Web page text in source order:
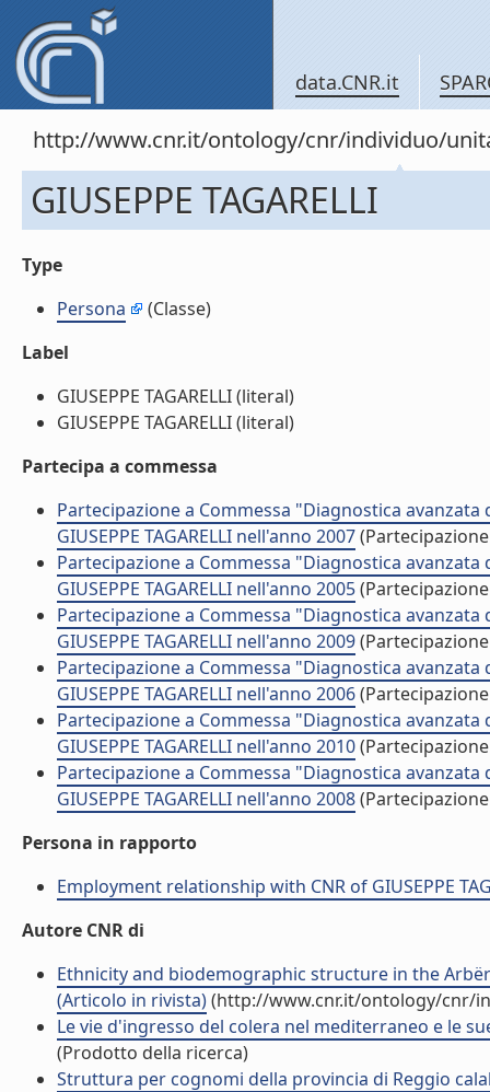
data.CNR.it
http://www.cnr.it/ontology/cnr/individuo/
GIUSEPPE TAGARELLI
Type
Persona
(Classe)
Label
GIUSEPPE TAGARELLI (literal)
GIUSEPPE TAGARELLI (literal)
Partecipa a commessa
Partecipazione a Commessa "Diagnostica
GIUSEPPE TAGARELLI nell'anno 2007
Partecipazione a Commessa "Diagnostica
GIUSEPPE TAGARELLI nell'anno 2005
Partecipazione a Commessa "Diagnostica
GIUSEPPE TAGARELLI nell'anno 2009
Partecipazione a Commessa "Diagnostica
GIUSEPPE TAGARELLI nell'anno 2006
Partecipazione a Commessa "Diagnostica
GIUSEPPE TAGARELLI nell'anno 2010
Partecipazione a Commessa "Diagnostica
GIUSEPPE TAGARELLI nell'anno 2008
Persona in rapporto
Employment relationship with CNR of GIUSEPPE
Autore CNR di
Ethnicity and biodemographic structure in the
(Articolo in rivista)(http://www.cnr.it/ontology/cnr/
Le vie d'ingresso del colera nel mediterraneo e le
(Prodotto della ricerca)
Struttura per cognomi della provincia di Reggio